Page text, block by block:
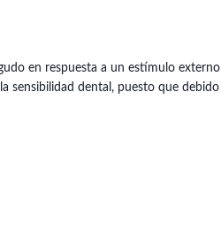
en respuesta a un estímulo
dental, puesto que